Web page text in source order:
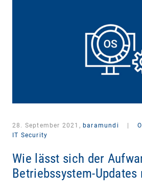
28. September 2021, baramundi
IT Security
Wie lässt sich der
Betriebssystem-